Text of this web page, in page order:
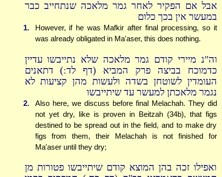
אבל אם הפקיר לאחר גמר מלאכה שנתחייב כבר
במעשר אין בכך כלום
1.
However, if he was Mafkir after final processing, so it
was already obligated in Ma'aser, this does nothing.
וה"נ מיירי קודם גמר מלאכה שלא נתייבשו עדיין
כדמוכח בביצה פרק המביא (דף לד:) דתאנים
העומדין לשוטחן בשדה ולעשות מהן קציעות לא
נגמר מלאכתן למעשר עד שיתייבשו
2.
Also here, we discuss before final Melachah. They did
not yet dry, like is proven in Beitzah (34b), that figs
destined to be spread out in the field, and to make dry
figs from them, their Melachah is not finished for
Ma'aser until they dry;
ואפילו זכה בהן המוצא קודם שיתייבשו פטורות מן